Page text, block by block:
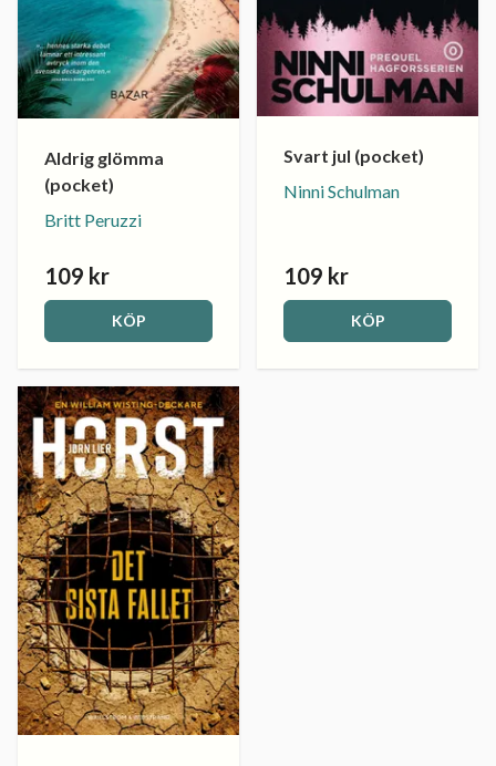
Aldrig glömma
(pocket)
Britt Peruzzi
109 kr
KÖP
Svart jul (pocket)
Ninni Schulman
109 kr
KÖP